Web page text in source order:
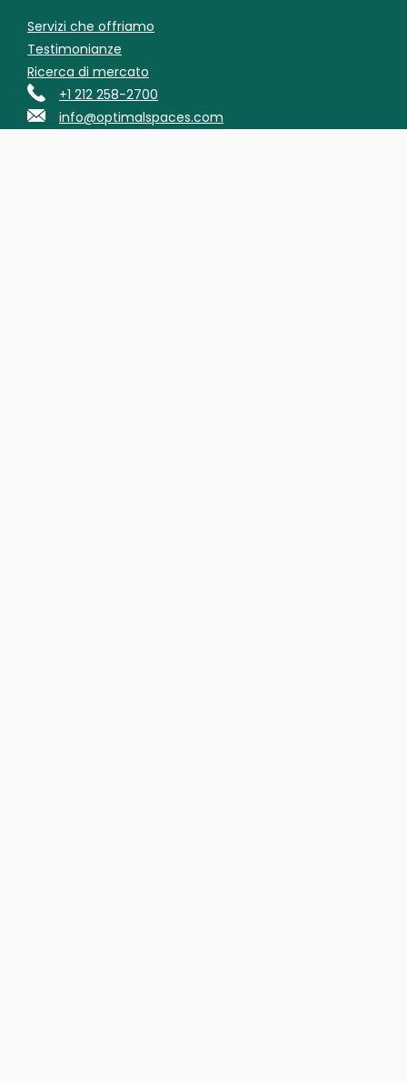
Servizi che offriamo
Testimonianze
Ricerca di mercato
+1 212 258-2700
info@optimalspaces.com